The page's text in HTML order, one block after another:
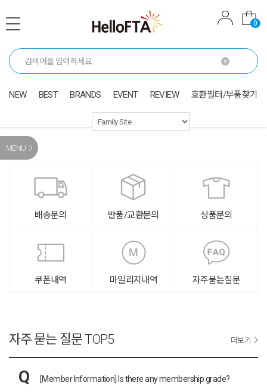
0
NEW BEST BRANDS EVENT REVIEW 호환필터/부품찾기
MENU
배송문의 반품/교환문의 상품문의
쿠폰내역 마일리지내역 자주묻는질문
자주 묻는 질문TOP5 더보기
[Member Information] Is there any membership grade?